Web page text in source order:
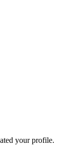
your profile.